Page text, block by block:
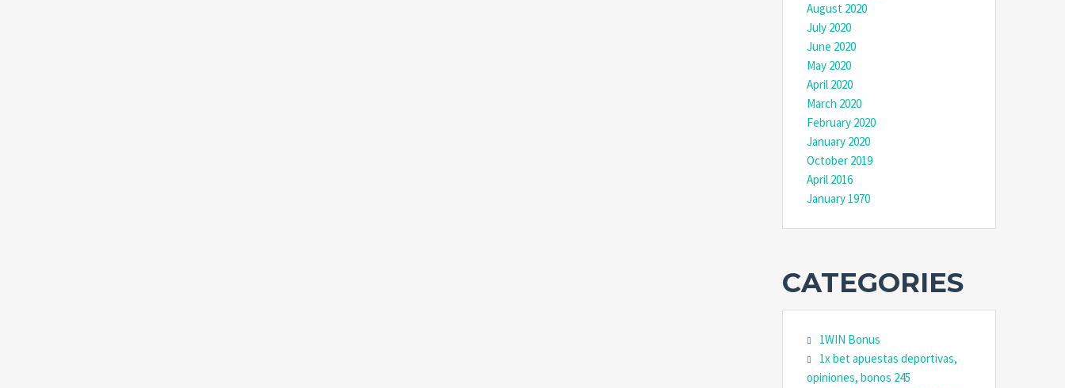
August 2020
July 2020
June 2020
May 2020
April 2020
March 2020
February 2020
January 2020
October 2019
April 2016
January 1970
CATEGORIES
1WIN Bonus
1x bet apuestas deportivas,
opiniones, bonos 245